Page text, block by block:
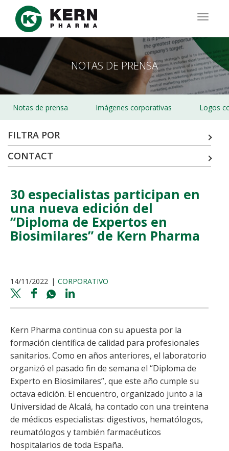
Pasar
contenido
NOTAS DE PRENSA
Notas de prensa Imágenes corporativas Logos
FILTRA POR
CONTACT
30 especialistas participan en
una nueva edición del
“Diploma de Expertos en
Biosimilares” de Kern Pharma
14/11/2022 CORPORATIVO
Twitter
share
Facebook
share
Whatsapp
shareshare
Kern Pharma continua con su apuesta por la
formación científica de calidad para profesionales
sanitarios. Como en años anteriores, el laboratorio
organizó el pasado fin de semana el “Diploma de
Experto en Biosimilares”, que este año cumple su
octava edición. El encuentro, organizado junto a la
Universidad de Alcalá, ha contado con una treintena
de médicos especialistas: digestivos, hematólogos,
reumatólogos y también farmacéuticos
hospitalarios de toda España.